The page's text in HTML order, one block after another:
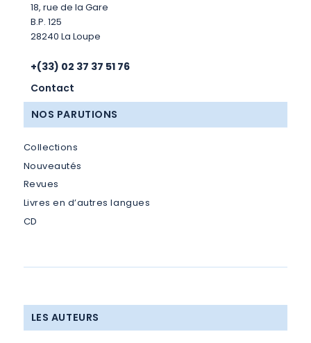
18, rue de la Gare
B.P. 125
28240 La Loupe
+(33) 02 37 37 51 76
Contact
NOS PARUTIONS
Collections
Nouveautés
Revues
Livres en d’autres langues
CD
LES AUTEURS